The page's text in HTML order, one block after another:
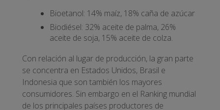
Bioetanol: 14% maíz, 18% caña de azúcar
Biodiésel: 32% aceite de palma, 26%
aceite de soja, 15% aceite de colza.
Con relación al lugar de producción, la gran parte
se concentra en Estados Unidos, Brasil e
Indonesia que son también los mayores
consumidores. Sin embargo en el Ranking mundial
de los principales países productores de